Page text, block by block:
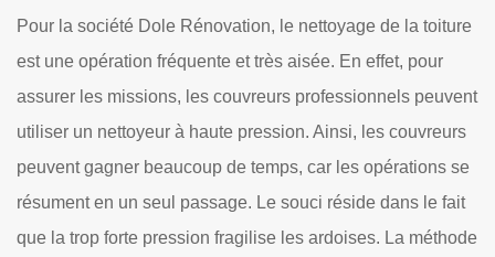
Les Administrations publiques responsables des contrôles
des conditions de travail peuvent exiger aux entreprises
comme la société Dole Rénovation de fournir des
équipements de protection individuelle ou EPI aux
couvreurs. En effet, la dangerosité des opérations de
nettoyage de la toiture des maisons ou des immeubles
n'est pas un secret pour personne. D'après les explications